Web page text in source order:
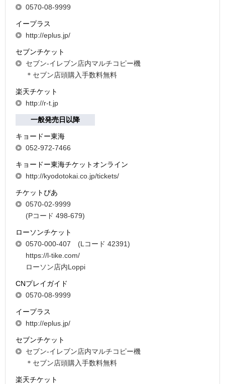
0570-08-9999
イープラス
http://eplus.jp/
セブンチケット
セブン-イレブン店内マルチコピー機
＊セブン店頭購入手数料無料
楽天チケット
http://r-t.jp
一般発売日以降
キョードー東海
052-972-7466
キョードー東海チケットオンライン
http://kyodotokai.co.jp/tickets/
チケットぴあ
0570-02-9999
(Pコード 498-679)
ローソンチケット
0570-000-407 (Lコード 42391)
https://l-tike.com/
ローソン店内Loppi
CNプレイガイド
0570-08-9999
イープラス
http://eplus.jp/
セブンチケット
セブン-イレブン店内マルチコピー機
＊セブン店頭購入手数料無料
楽天チケット